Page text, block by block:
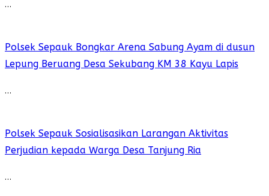
…
Polsek Sepauk Bongkar Arena Sabung Ayam di dusun
Lepung Beruang Desa Sekubang KM 38 Kayu Lapis
…
Polsek Sepauk Sosialisasikan Larangan Aktivitas
Perjudian kepada Warga Desa Tanjung Ria
…